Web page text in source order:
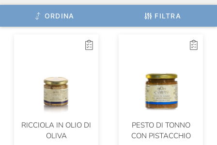
ORDINA FILTRA
Mariangela Prunotto
Michele Portoghese
Michelis
Mieli Thun
RICCIOLA IN OLIO DI
OLIVA
PESTO DI TONNO
CON PISTACCHIO